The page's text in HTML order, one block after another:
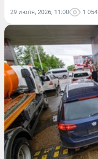
29 июля, 2026, 11:00 1 054